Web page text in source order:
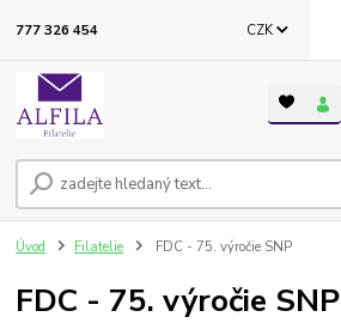
CZK
777 326 454
Úvod Filatelie FDC - 75. výročie SNP
FDC - 75. výročie SNP